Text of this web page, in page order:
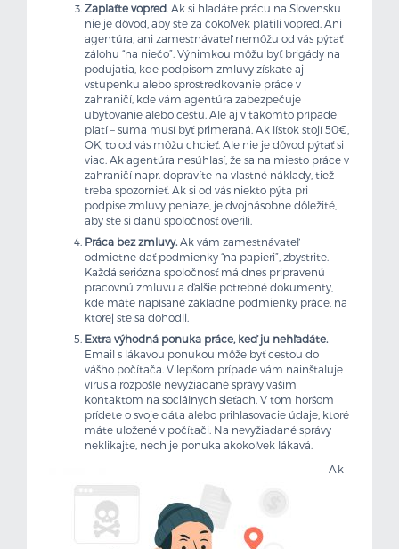
Zaplaťte vopred . Ak si hľadáte prácu na Slovensku
nie je dôvod, aby ste za čokoľvek platili vopred. Ani
agentúra, ani zamestnávateľ nemôžu od vás pýtať
zálohu “na niečo”. Výnimkou môžu byť brigády na
podujatia, kde podpisom zmluvy získate aj
vstupenku alebo sprostredkovanie práce v
zahraničí, kde vám agentúra zabezpečuje
ubytovanie alebo cestu. Ale aj v takomto prípade
platí – suma musí byť primeraná. Ak lístok stojí 50€,
OK, to od vás môžu chcieť. Ale nie je dôvod pýtať si
viac. Ak agentúra nesúhlasí, že sa na miesto práce v
zahraničí napr. dopravíte na vlastné náklady, tiež
treba spozornieť. Ak si od vás niekto pýta pri
podpise zmluvy peniaze, je dvojnásobne dôležité,
aby ste si danú spoločnosť overili.
Práca bez zmluvy. Ak vám zamestnávateľ
odmietne dať podmienky “na papieri”, zbystrite.
Každá seriózna spoločnosť má dnes pripravenú
pracovnú zmluvu a ďalšie potrebné dokumenty,
kde máte napísané základné podmienky práce, na
ktorej ste sa dohodli.
Extra výhodná ponuka práce, keď ju nehľadáte.
Email s lákavou ponukou môže byť cestou do
vášho počítača. V lepšom prípade vám nainštaluje
vírus a rozpošle nevyžiadané správy vašim
kontaktom na sociálnych sieťach. V tom horšom
prídete o svoje dáta alebo prihlasovacie údaje, ktoré
máte uložené v počítači. Na nevyžiadané správy
neklikajte, nech je ponuka akokoľvek lákavá.
Ak